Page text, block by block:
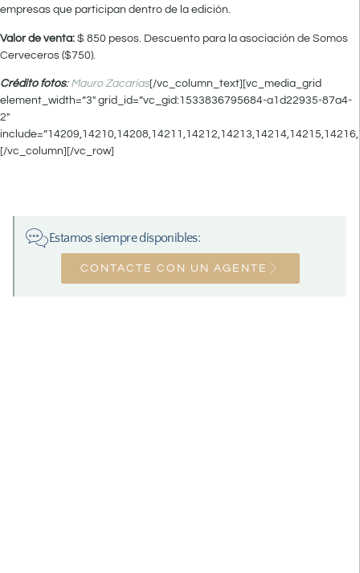
empresas que participan dentro de la edición.
Valor de venta: $ 850 pesos. Descuento para la asociación de Somos
Cerveceros ($750).
Crédito fotos: Mauro Zacarías[/vc_column_text][vc_media_grid
element_width=”3″ grid_id=”vc_gid:1533836795684-a1d22935-87a4-
2″
[/vc_column][/vc_row]
Estamos siempre disponibles:
CONTACTE CON UN AGENTE